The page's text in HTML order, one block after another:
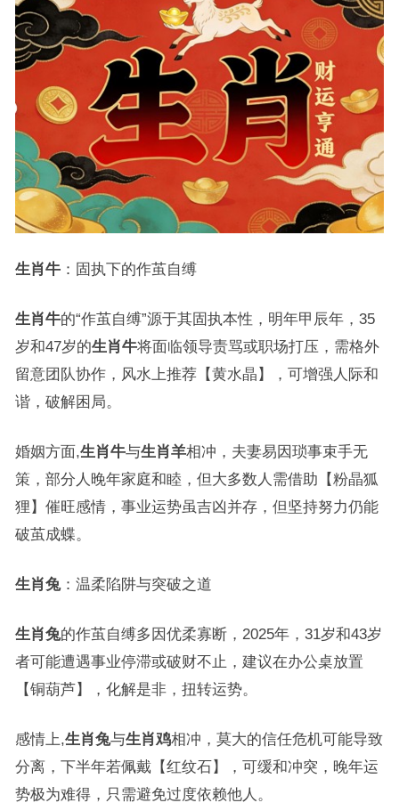
生肖牛：固执下的作茧自缚
生肖牛的“作茧自缚”源于其固执本性，明年甲辰年，35
岁和47岁的生肖牛将面临领导责骂或职场打压，需格外
留意团队协作，风水上推荐【黄水晶】，可增强人际和
谐，破解困局。
婚姻方面,生肖牛与生肖羊相冲，夫妻易因琐事束手无
策，部分人晚年家庭和睦，但大多数人需借助【粉晶狐
狸】催旺感情，事业运势虽吉凶并存，但坚持努力仍能
破茧成蝶。
生肖兔：温柔陷阱与突破之道
生肖兔的作茧自缚多因优柔寡断，2025年，31岁和43岁
者可能遭遇事业停滞或破财不止，建议在办公桌放置
【铜葫芦】，化解是非，扭转运势。
感情上,生肖兔与生肖鸡相冲，莫大的信任危机可能导致
分离，下半年若佩戴【红纹石】，可缓和冲突，晚年运
势极为难得，只需避免过度依赖他人。